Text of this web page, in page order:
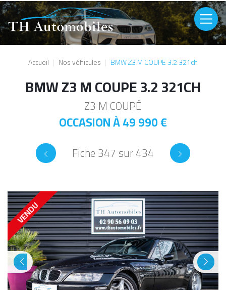
Aller au contenu principal
Image
Accueil Nos véhicules BMW Z3 M COUPE 3.2 321ch
BMW Z3 M COUPE 3.2 321CH
Z3 M COUPÉ
OCCASION À49 990 €
Fiche 347 sur 434
VENDU
Previous Next